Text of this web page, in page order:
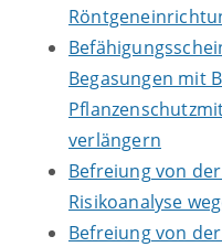
Begasungen mit
verlängern
Befreiung von
Risikoanalyse
Befreiung von